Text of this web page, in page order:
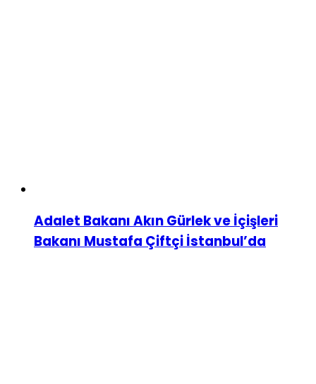
Adalet Bakanı Akın Gürlek ve İçişleri
Bakanı Mustafa Çiftçi İstanbul’da